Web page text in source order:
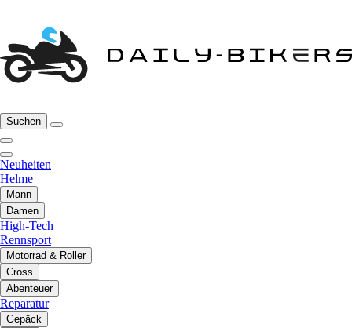
Suchen
Neuheiten
Helme
Mann
Damen
High-Tech
Rennsport
Motorrad & Roller
Cross
Abenteuer
Reparatur
Gepäck